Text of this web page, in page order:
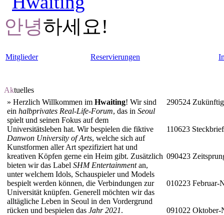
안녕하세요!
Mitglieder Reservierungen
Aktuelles
» Herzlich Willkommen im Hwaiting! Wir sind
ein halbprivates Real-Life-Forum, das in Seoul
spielt und seinen Fokus auf dem
Universitätsleben hat. Wir bespielen die fiktive
Danwon University of Arts, welche sich auf
Kunstformen aller Art spezifiziert hat und
kreativen Köpfen gerne ein Heim gibt. Zusätzlich
bieten wir das Label SHM Entertainmentan,
unter welchem Idols, Schauspieler und Models
bespielt werden können, die Verbindungen zur
Universität knüpfen. Generell möchten wir das
alltägliche Leben in Seoul in den Vordergrund
rücken und bespielen das Jahr 2021.
290524
110623
090423
010223 Februar-
091022